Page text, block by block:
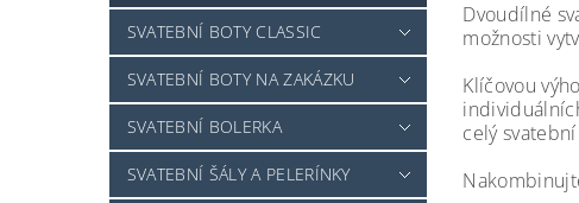
SVATEBNÍ BOTY CLASSIC
SVATEBNÍ BOTY NA ZAKÁZKU
SVATEBNÍ BOLERKA
SVATEBNÍ ŠÁLY A PELERÍNKY
Dvoudílné
možnosti
Klíčovou
celý